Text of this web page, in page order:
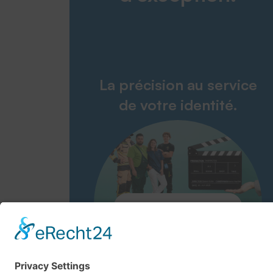
La précision au service
de votre identité.
Zum Embleme-Film